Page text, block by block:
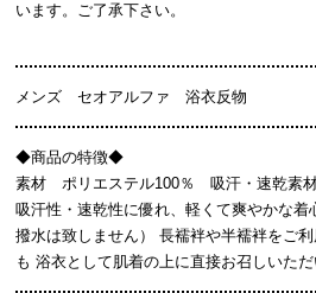
います。ご了承下さい。
メンズ セオアルファ 浴衣反物
◆商品の特徴◆
素材 ポリエステル100％ 吸汗・速乾素
吸汗性・速乾性に優れ、軽くて爽やかな
撥水は致しません） 長襦袢や半襦袢をご
も 浴衣として肌着の上に直接お召しいただ